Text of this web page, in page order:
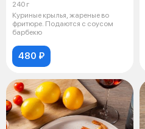
240 г
Куриные крылья, жареные во
фритюре. Подаются с соусом
барбекю
480 ₽